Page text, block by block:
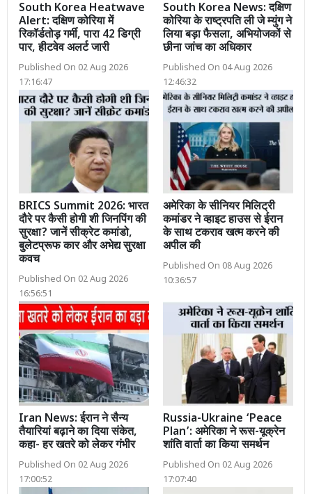
South Korea Heatwave
Alert: दक्षिण कोरिया में
रिकॉर्डतोड़ गर्मी, पारा 42 डिग्री
पार, हीटवेव अलर्ट जारी
Published On 02 Aug 2026
17:16:47
South Korea News: दक्षिण
कोरिया के राष्ट्रपति ली जे म्युंग ने
लिया बड़ा फैसला, अभियोजकों से
छीना जांच का अधिकार
Published On 04 Aug 2026
12:46:32
BRICS Summit 2026: भारत
दौरे पर कैसी होगी शी जिनपिंग की
सुरक्षा? जानें सीक्रेट कमांडो,
बुलेटप्रूफ कार और अभेद्य सुरक्षा
कवच
Published On 02 Aug 2026
16:56:51
अमेरिका के सीनियर मिलिट्री
कमांडर ने व्हाइट हाउस से ईरान
के साथ टकराव खत्म करने की
अपील की
Published On 08 Aug 2026
10:36:57
Iran News: ईरान ने सैन्य
तैयारियां बढ़ाने का दिया संकेत,
कहा- हर खतरे को लेकर गंभीर
Published On 02 Aug 2026
17:00:52
Russia-Ukraine ‘Peace
Plan’: अमेरिका ने रूस-यूक्रेन
शांति वार्ता का किया समर्थन
Published On 02 Aug 2026
17:07:40